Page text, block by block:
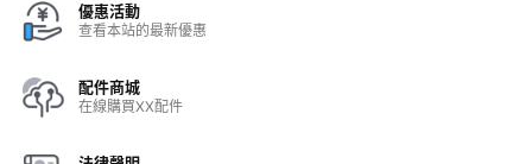
優惠活動
查看本站的最新優惠
配件商城
在線購買XX配件